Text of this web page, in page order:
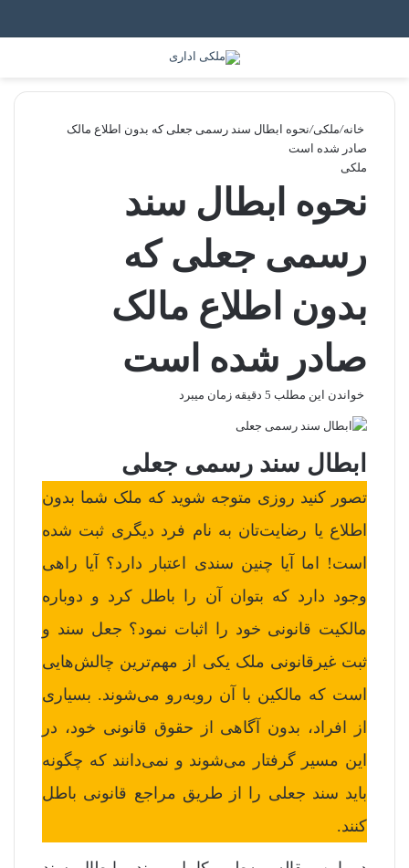
خانه/ملکی/نحوه ابطال سند رسمی جعلی که بدون اطلاع مالک
صادر شده‌ است
ملکی
نحوه ابطال سند
رسمی جعلی که
بدون اطلاع مالک
صادر شده‌ است
خواندن این مطلب 5 دقیقه زمان میبرد
ابطال سند رسمی جعلی
تصور کنید روزی متوجه شوید که ملک شما بدون
اطلاع یا رضایت‌تان به نام فرد دیگری ثبت شده
است! اما آیا چنین سندی اعتبار دارد؟ آیا راهی
وجود دارد که بتوان آن را باطل کرد و دوباره
مالکیت قانونی خود را اثبات نمود؟ جعل سند و
ثبت غیرقانونی ملک یکی از مهم‌ترین چالش‌هایی
است که مالکین با آن روبه‌رو می‌شوند. بسیاری
از افراد، بدون آگاهی از حقوق قانونی خود، در
این مسیر گرفتار می‌شوند و نمی‌دانند که چگونه
باید سند جعلی را از طریق مراجع قانونی باطل
کنند.